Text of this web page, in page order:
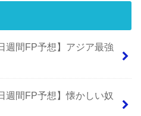
週間FP予想】アジア最強
週間FP予想】懐かしい奴